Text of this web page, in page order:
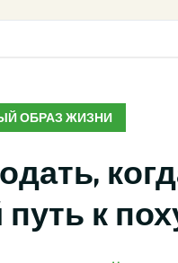
ОБРАЗ ЖИЗНИ
к